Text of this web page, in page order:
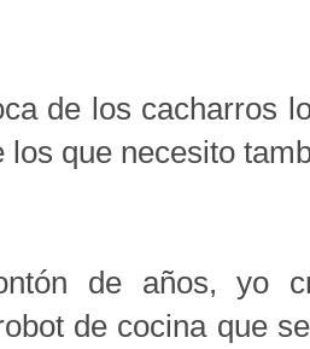
de los cacharros
los que necesito
de años, yo
de cocina que